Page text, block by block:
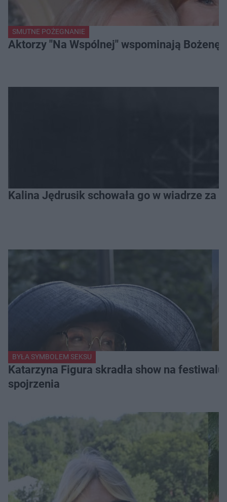
SMUTNE POŻEGNANIE
Aktorzy "Na Wspólnej" wspominają Bożenę
Kalina Jędrusik schowała go w wiadrze za
BYŁA SYMBOLEM SEKSU
Katarzyna Figura skradła show na
spojrzenia